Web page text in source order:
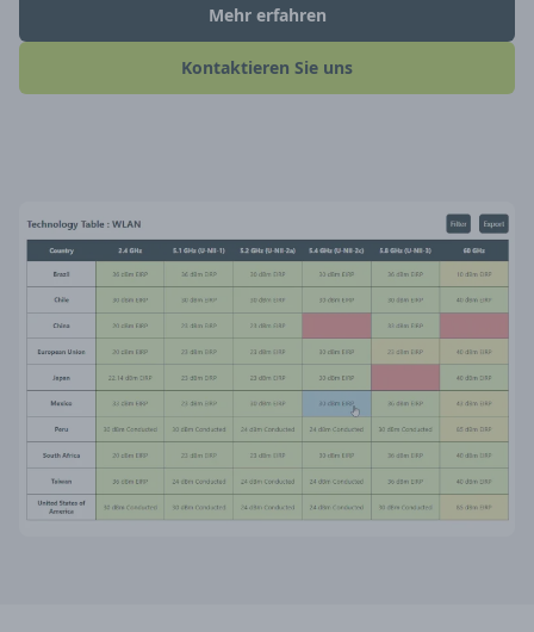
Mehr erfahren
Kontaktieren Sie uns